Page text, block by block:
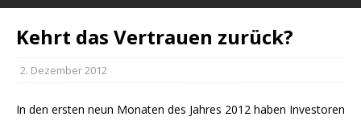
Kehrt das Vertrauen zurück?
2. Dezember 2012
In den ersten neun Monaten des Jahres 2012 haben Investoren